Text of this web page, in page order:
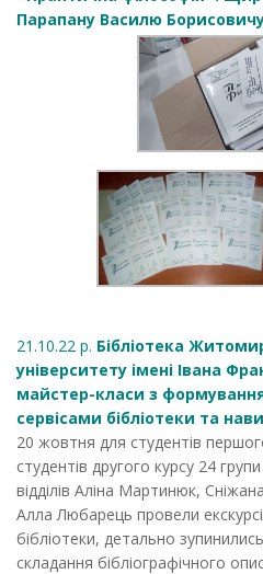
Парапану Василю
21.10.22 р. Бібліотека
університету імені Івана
майстер-класи з
сервісами бібліотеки та
20 жовтня для студентів
студентів другого курсу 24
відділів Аліна Мартинюк,
Алла Любарець провели
бібліотеки, детально
складання бібліографічного